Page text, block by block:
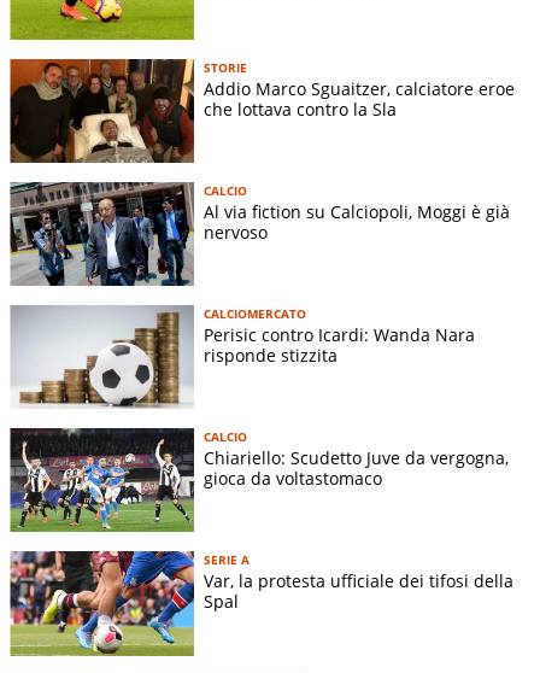
STORIE
Addio Marco Sguaitzer, calciatore eroe
che lottava contro la Sla
CALCIO
Al via fiction su Calciopoli, Moggi è già
nervoso
CALCIOMERCATO
Perisic contro Icardi: Wanda Nara
risponde stizzita
CALCIO
Chiariello: Scudetto Juve da vergogna,
gioca da voltastomaco
SERIE A
Var, la protesta ufficiale dei tifosi della
Spal